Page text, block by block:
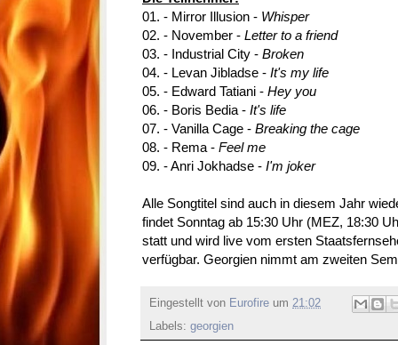
01. - Mirror Illusion - Whisper
02. - November - Letter to a friend
03. - Industrial City - Broken
04. - Levan Jibladse - It's my life
05. - Edward Tatiani - Hey you
06. - Boris Bedia - It's life
07. - Vanilla Cage - Breaking the cage
08. - Rema - Feel me
09. - Anri Jokhadse - I'm joker
Alle Songtitel sind auch in diesem Jahr
findet Sonntag ab 15:30 Uhr (MEZ, 18:30
statt und wird live vom ersten
verfügbar. Georgien nimmt am zweiten
Eingestellt von Eurofire um 21:02
Labels: georgien